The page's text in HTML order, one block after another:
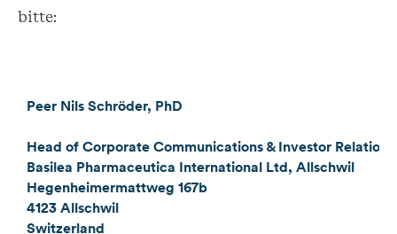
bitte:
Peer Nils Schröder, PhD
Head of Corporate Communications & Investor Relations
Basilea Pharmaceutica International Ltd, Allschwil
Hegenheimermattweg 167b
4123 Allschwil
Switzerland